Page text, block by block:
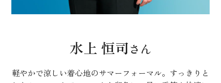
水上 恒司さん
軽やかで涼しい着心地のサマーフォーマル。すっきりと